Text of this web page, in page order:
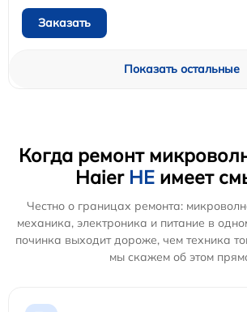
Заказать
Показать остальные
Когда ремонт
Haier НЕ имеет
Честно о границах ремонта:
механика, электроника и питание в
починка выходит дороже, чем техника
мы скажем об этом